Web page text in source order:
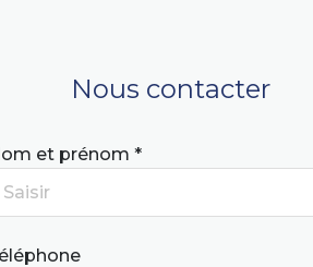
Nous contacter
et prénom *